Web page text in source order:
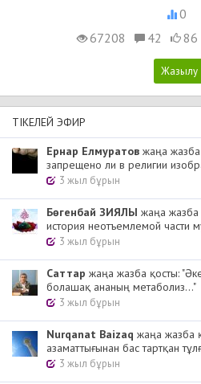
0
67208
42 86
ТІКЕЛЕЙ ЭФИР
Ернар Елмуратов жаңа
запрещено ли в религии
3 жыл бұрын
Бөгенбай ЗИЯЛЫ жаңа
история неотъемлемой части
3 жыл бұрын
Cаттар жаңа жазба қосты: "Әке
болашақ ананың метаболиз..."
3 жыл бұрын
Nurqanat Baizaq жаңа жазба
азаматтығынан бас тартқан
3 жыл бұрын